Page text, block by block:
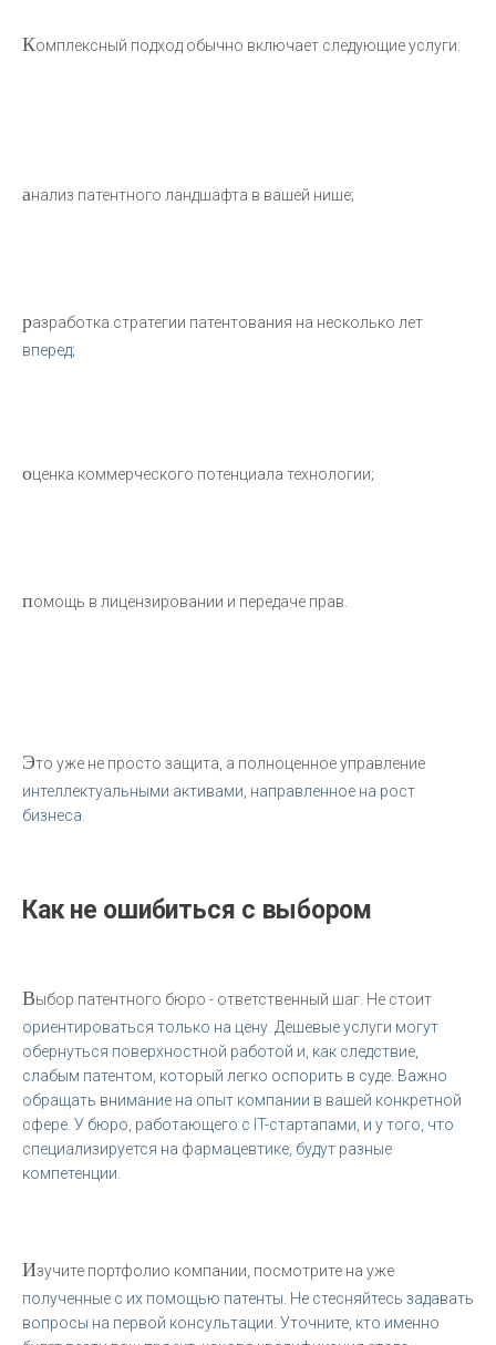
Комплексный подход обычно включает следующие услуги:
анализ патентного ландшафта в вашей нише;
разработка стратегии патентования на несколько лет
вперед;
оценка коммерческого потенциала технологии;
помощь в лицензировании и передаче прав.
Это уже не просто защита, а полноценное управление
интеллектуальными активами, направленное на рост
бизнеса.
Как не ошибиться с выбором
Выбор патентного бюро - ответственный шаг. Не стоит
ориентироваться только на цену. Дешевые услуги могут
обернуться поверхностной работой и, как следствие,
слабым патентом, который легко оспорить в суде. Важно
обращать внимание на опыт компании в вашей конкретной
сфере. У бюро, работающего с IT-стартапами, и у того, что
специализируется на фармацевтике, будут разные
компетенции.
Изучите портфолио компании, посмотрите на уже
полученные с их помощью патенты. Не стесняйтесь задавать
вопросы на первой консультации. Уточните, кто именно